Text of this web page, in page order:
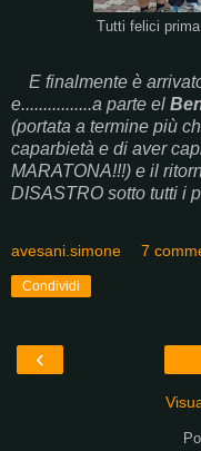
Tutti felici
E finalmente è
e................a parte el
(portata a termine più
caparbietà e di aver
MARATONA!!!) e il
DISASTRO sotto tutti i
avesani.simone 7
Condividi
‹